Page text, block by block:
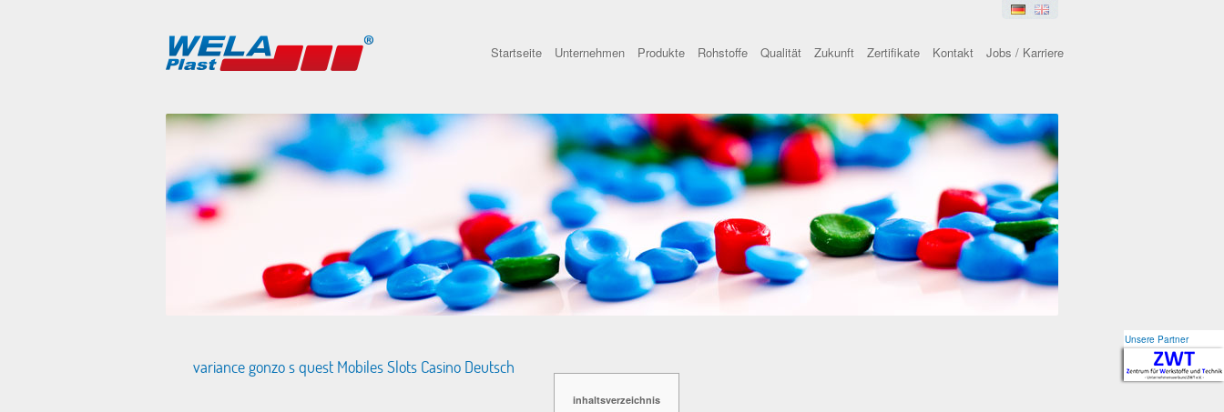
Startseite Unternehmen Produkte Rohstoffe Qualität Zukunft Zertifikate Kontakt Jobs / Karriere
variance gonzo s quest Mobiles Slots Casino Deutsch
inhaltsverzeichnis
Unsere Partner
Unsere Partner